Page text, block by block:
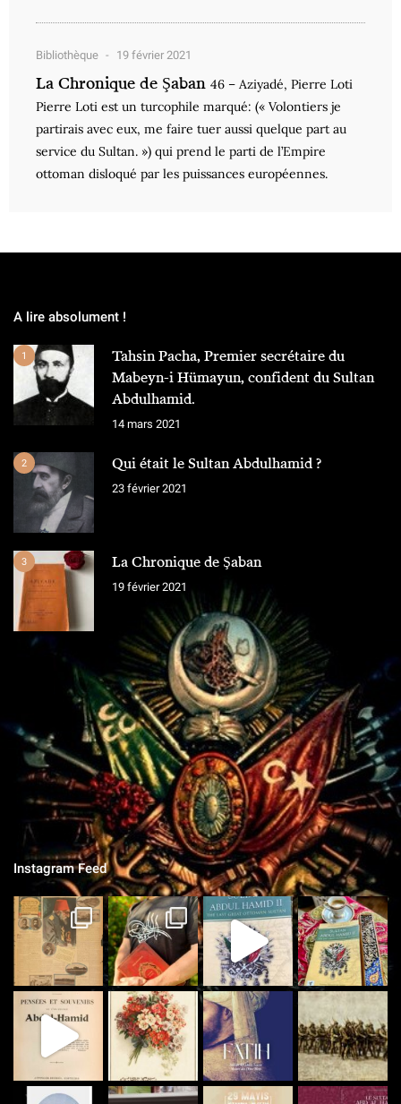
Bibliothèque 19 février 2021
La Chronique de Şaban 46 – Aziyadé, Pierre Loti
Pierre Loti est un turcophile marqué: (« Volontiers je
partirais avec eux, me faire tuer aussi quelque part au
service du Sultan. ») qui prend le parti de l’Empire
ottoman disloqué par les puissances européennes.
A lire absolument !
1
Tahsin Pacha, Premier secrétaire du
Mabeyn-i Hümayun, confident du Sultan
Abdulhamid.
14 mars 2021
2 Qui était le Sultan Abdulhamid ?
23 février 2021
3 La Chronique de Şaban
19 février 2021
L'ÉQUIPE
Chroniques Ottomanes
"Si je tombe sur le champ de bataille, qu'on grave sur la pierre,
qu'on ne vit que ce que nous réserve notre destin..."
Instagram Feed